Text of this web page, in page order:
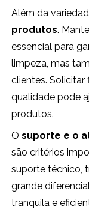
Além da
produtos.
essencial para
limpeza, mas
clientes. Solicitar
qualidade pode
produtos.
Osuporte e o
são critérios
suporte técnico,
grande
tranquila e